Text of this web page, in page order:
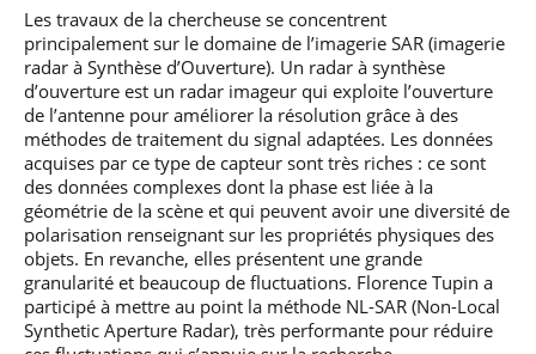
multimodale et
autonome
Événements des
formations de
Mastère Spécialisé
Les travaux de la chercheuse se concentrent
principalement sur le domaine de l’imagerie SAR (imagerie
radar à Synthèse d’Ouverture). Un radar à synthèse
d’ouverture est un radar imageur qui exploite l’ouverture
de l’antenne pour améliorer la résolution grâce à des
méthodes de traitement du signal adaptées. Les données
acquises par ce type de capteur sont très riches : ce sont
des données complexes dont la phase est liée à la
géométrie de la scène et qui peuvent avoir une diversité de
polarisation renseignant sur les propriétés physiques des
objets. En revanche, elles présentent une grande
granularité et beaucoup de fluctuations. Florence Tupin a
participé à mettre au point la méthode NL-SAR (Non-Local
Synthetic Aperture Radar), très performante pour réduire